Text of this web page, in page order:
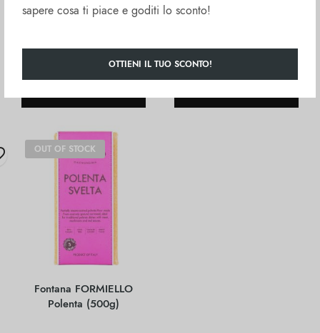
sapere cosa ti piace e goditi lo sconto!
OTTIENI IL TUO SCONTO!
OUT OF STOCK
Fontana FORMIELLO
Polenta (500g)